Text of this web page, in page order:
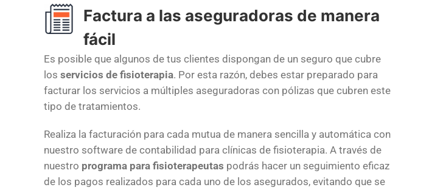
Factura a las aseguradoras de manera
fácil
Es posible que algunos de tus clientes dispongan de un seguro que cubre
los servicios de fisioterapia. Por esta razón, debes estar preparado para
facturar los servicios a múltiples aseguradoras con pólizas que cubren este
tipo de tratamientos.
Realiza la facturación para cada mutua de manera sencilla y automática con
nuestro software de contabilidad para clínicas de fisioterapia. A través de
nuestro programa para fisioterapeutas podrás hacer un seguimiento eficaz
de los pagos realizados para cada uno de los asegurados, evitando que se